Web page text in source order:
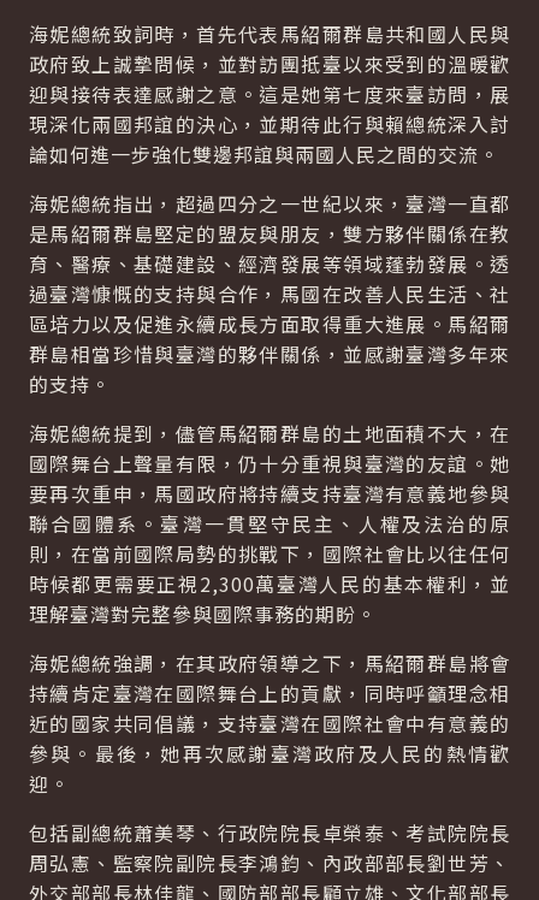
海妮總統致詞時，首先代表馬紹爾群島共和國人民與
政府致上誠摯問候，並對訪團抵臺以來受到的溫暖歡
迎與接待表達感謝之意。這是她第七度來臺訪問，展
現深化兩國邦誼的決心，並期待此行與賴總統深入討
論如何進一步強化雙邊邦誼與兩國人民之間的交流。
海妮總統指出，超過四分之一世紀以來，臺灣一直都
是馬紹爾群島堅定的盟友與朋友，雙方夥伴關係在教
育、醫療、基礎建設、經濟發展等領域蓬勃發展。透
過臺灣慷慨的支持與合作，馬國在改善人民生活、社
區培力以及促進永續成長方面取得重大進展。馬紹爾
群島相當珍惜與臺灣的夥伴關係，並感謝臺灣多年來
的支持。
海妮總統提到，儘管馬紹爾群島的土地面積不大，在
國際舞台上聲量有限，仍十分重視與臺灣的友誼。她
要再次重申，馬國政府將持續支持臺灣有意義地參與
聯合國體系。臺灣一貫堅守民主、人權及法治的原
則，在當前國際局勢的挑戰下，國際社會比以往任何
時候都更需要正視2,300萬臺灣人民的基本權利，並
理解臺灣對完整參與國際事務的期盼。
海妮總統強調，在其政府領導之下，馬紹爾群島將會
持續肯定臺灣在國際舞台上的貢獻，同時呼籲理念相
近的國家共同倡議，支持臺灣在國際社會中有意義的
參與。最後，她再次感謝臺灣政府及人民的熱情歡
迎。
包括副總統蕭美琴、行政院院長卓榮泰、考試院院長
周弘憲、監察院副院長李鴻鈞、內政部部長劉世芳、
外交部部長林佳龍、國防部部長顧立雄、文化部部長